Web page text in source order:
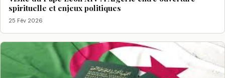
spirituelle et enjeux politiques
25 Fév 2026